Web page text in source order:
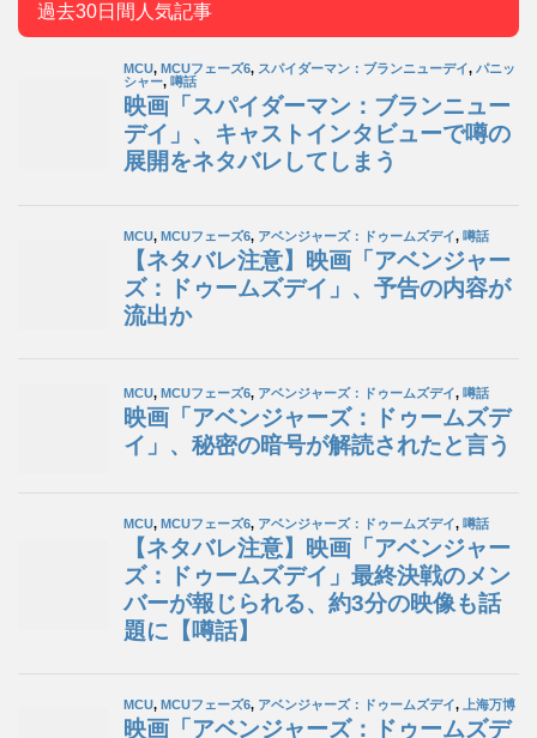
過去30日間人気記事